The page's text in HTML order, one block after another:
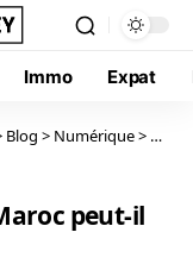
Immo Expat
Blog > Numérique>
peut-il